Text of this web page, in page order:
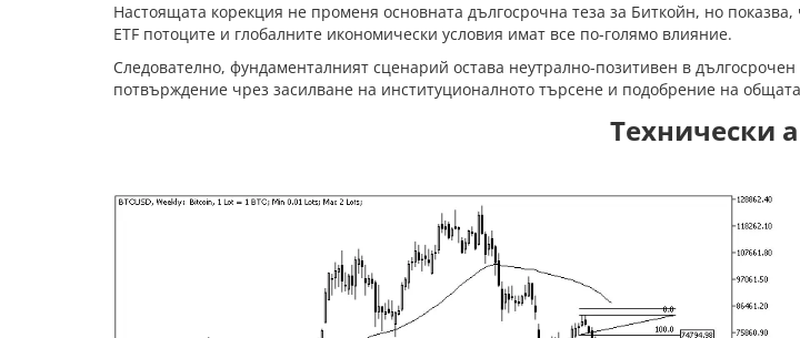
Настоящата корекция не променя основната дългосрочна теза за Биткойн, но
ETF потоците и глобалните икономически условия имат все по-голямо влияние.
Следователно, фундаменталният сценарий остава неутрално-позитивен в
потвърждение чрез засилване на институционалното търсене и подобрение на
Технически